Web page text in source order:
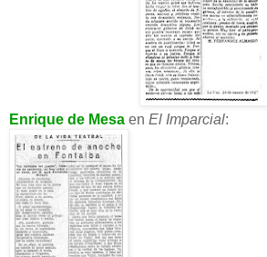
Enrique de Mesa en El Imparcial: